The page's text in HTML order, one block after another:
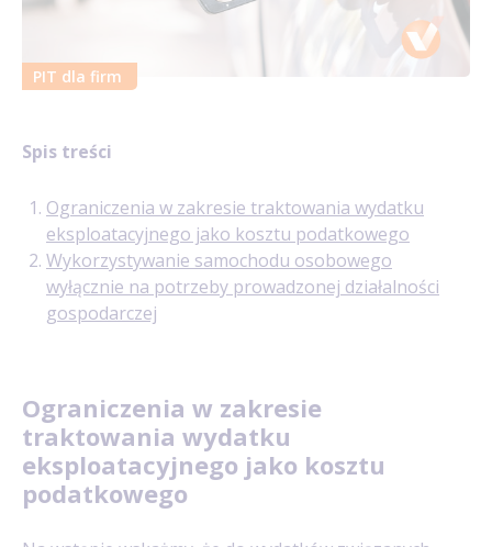
PIT dla firm
Spis treści
Ograniczenia w zakresie traktowania wydatku
eksploatacyjnego jako kosztu podatkowego
Wykorzystywanie samochodu osobowego
wyłącznie na potrzeby prowadzonej działalności
gospodarczej
Ograniczenia w zakresie
traktowania wydatku
eksploatacyjnego jako kosztu
podatkowego